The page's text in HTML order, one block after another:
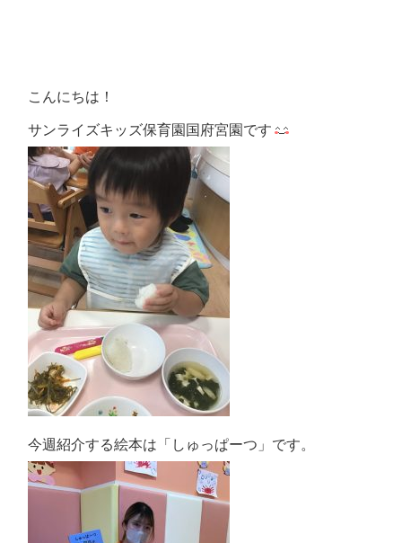
こんにちは！
サンライズキッズ保育園国府宮園です
今週紹介する絵本は「しゅっぱーつ」です。